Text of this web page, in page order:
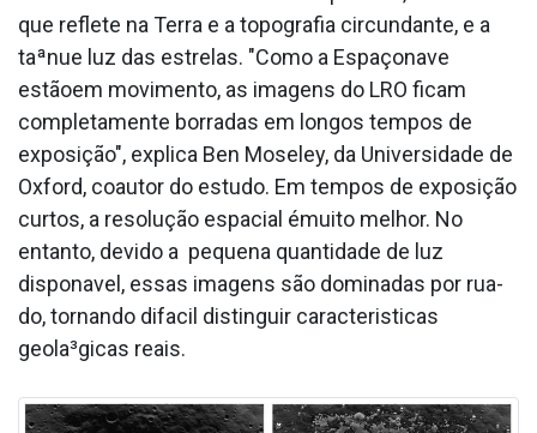
que reflete na Terra e a topografia circundante, e a
taªnue luz das estrelas. "Como a Espaçonave
estãoem movimento, as imagens do LRO ficam
completamente borradas em longos tempos de
exposição", explica Ben Moseley, da Universidade de
Oxford, coautor do estudo. Em tempos de exposição
curtos, a resolução espacial émuito melhor. No
entanto, devido a pequena quantidade de luz
dispona­vel, essas imagens são dominadas por rua­
do, tornando difa­cil distinguir caracteri­sticas
geola³gicas reais.